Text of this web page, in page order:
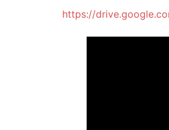
https://